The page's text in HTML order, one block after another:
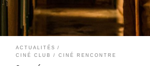
ACTUALITÉS
CINÉ CLUB / CINÉ RENCONTRE